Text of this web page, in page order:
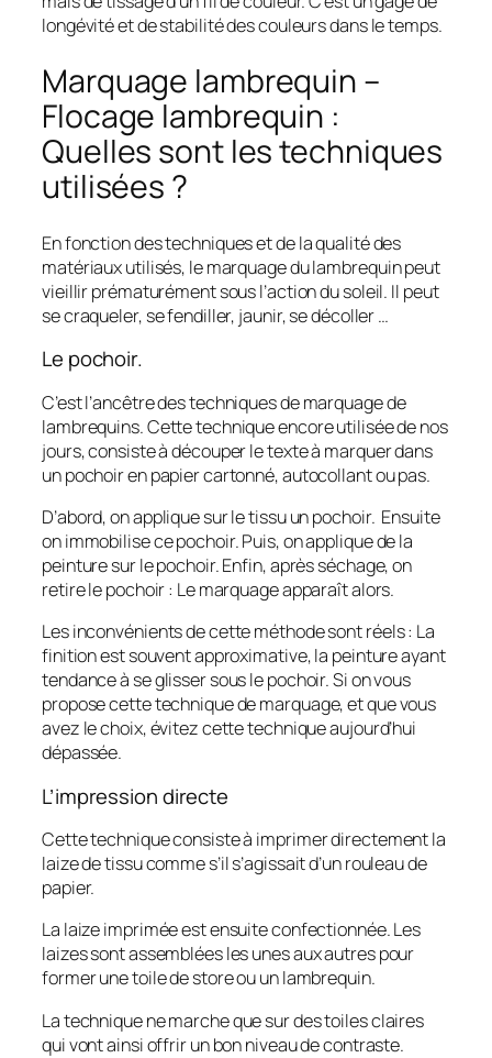
longévité et de stabilité des couleurs dans le temps.
Marquage lambrequin –
Flocage lambrequin :
Quelles sont les techniques
utilisées ?
En fonction des techniques et de la qualité des
matériaux utilisés, le marquage du lambrequin peut
vieillir prématurément sous l’action du soleil. Il peut
se craqueler, se fendiller, jaunir, se décoller …
Le pochoir.
C’est l’ancêtre des techniques de marquage de
lambrequins. Cette technique encore utilisée de nos
jours, consiste à découper le texte à marquer dans
un pochoir en papier cartonné, autocollant ou pas.
D’abord, on applique sur le tissu un pochoir. Ensuite
on immobilise ce pochoir. Puis, on applique de la
peinture sur le pochoir. Enfin, après séchage, on
retire le pochoir : Le marquage apparaît alors.
Les inconvénients de cette méthode sont réels : La
finition est souvent approximative, la peinture ayant
tendance à se glisser sous le pochoir. Si on vous
propose cette technique de marquage, et que vous
avez le choix, évitez cette technique aujourd’hui
dépassée.
L’impression directe
Cette technique consiste à imprimer directement la
laize de tissu comme s’il s’agissait d’un rouleau de
papier.
La laize imprimée est ensuite confectionnée. Les
laizes sont assemblées les unes aux autres pour
former une toile de store ou un lambrequin.
La technique ne marche que sur des toiles claires
qui vont ainsi offrir un bon niveau de contraste.